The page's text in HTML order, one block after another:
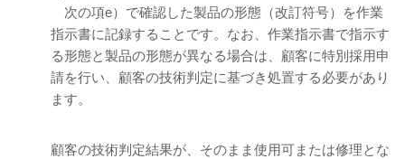
次の項e）で確認した製品の形態（改訂符号）を作業
指示書に記録することです。なお、作業指示書で指示す
る形態と製品の形態が異なる場合は、顧客に特別採用申
請を行い、顧客の技術判定に基づき処置する必要があり
ます。
顧客の技術判定結果が、そのまま使用可または修理とな